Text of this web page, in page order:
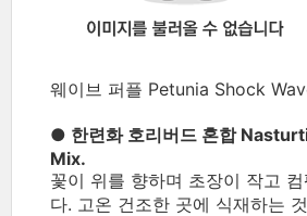
웨이브 퍼플 Petunia Shock
● 한련화 호리버드 혼합
Mix.
꽃이 위를 향하며 초장이 작고
다. 고온 건조한 곳에 식재하는